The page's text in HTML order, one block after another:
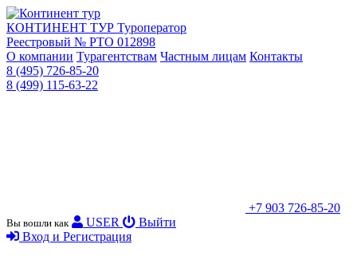
КОНТИНЕНТ ТУР Туроператор
Реестровый № РТО 012898
О компании Турагентствам Частным лицам Контакты
8 (495) 726-85-20
8 (499) 115-63-22
+7 903 726-85-20
Вы вошли как USER
Выйти
Вход и Регистрация